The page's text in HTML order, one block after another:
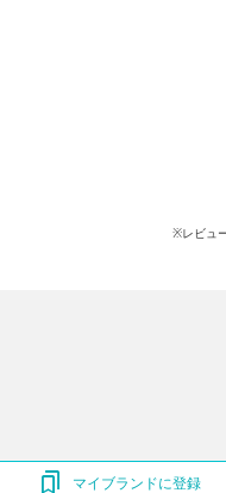
※レビュ
マイブランドに登録